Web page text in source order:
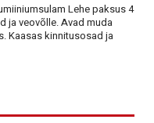
Lehe paksus 4
ja veovõlle. Avad muda
Kaasas kinnitusosad ja